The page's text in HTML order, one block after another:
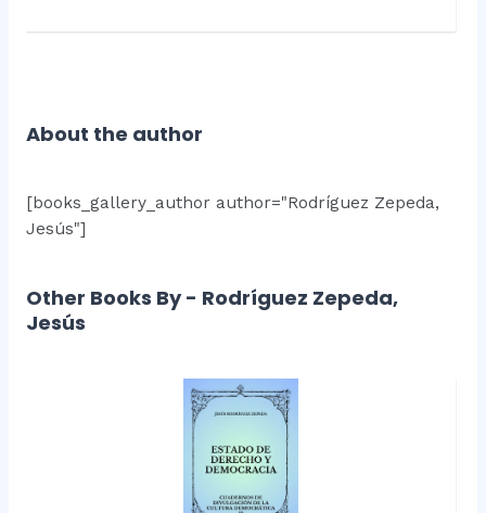
About the author
[books_gallery_author author="Rodríguez Zepeda,
Jesús"]
Other Books By - Rodríguez Zepeda,
Jesús